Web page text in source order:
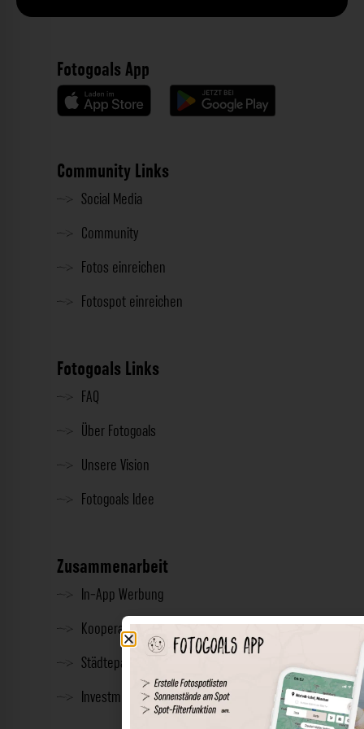
Fotogoals App
Community Links
Social Media
Community
Fotos einreichen
Fotospot einreichen
Fotogoals Links
FAQ
Über Fotogoals
Unsere Vision
Fotogoals Idee
Zusammenarbeit
In-App Werbung
Kooperationen
Städtepartnerschaft
Investment & Presse